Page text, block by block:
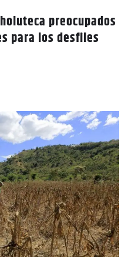
preocupados
para los desfiles